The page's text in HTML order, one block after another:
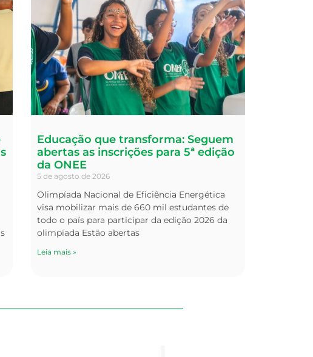
Educação que transforma: Seguem
abertas as inscrições para 5ª edição
da ONEE
5 de agosto de 2026
Olimpíada Nacional de Eficiência Energética
visa mobilizar mais de 660 mil estudantes de
todo o país para participar da edição 2026 da
olimpíada Estão abertas
Leia mais »